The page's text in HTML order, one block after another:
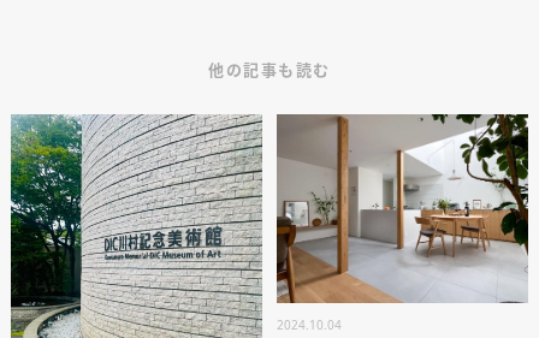
他の記事も読む
2024.10.04